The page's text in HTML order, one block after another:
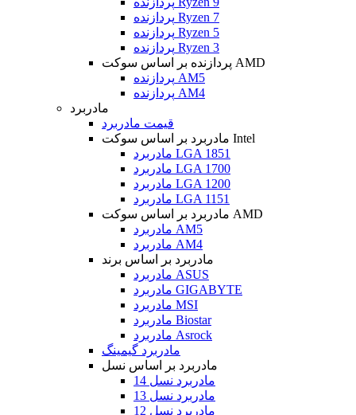
پردازنده Ryzen 7
پردازنده Ryzen 5
پردازنده Ryzen 3
پردازنده بر اساس سوکت AMD
پردازنده AM5
پردازنده AM4
مادربرد
قیمت مادربرد
مادربرد بر اساس سوکت Intel
مادربرد LGA 1851
مادربرد LGA 1700
مادربرد LGA 1200
مادربرد LGA 1151
مادربرد بر اساس سوکت AMD
مادربرد AM5
مادربرد AM4
مادربرد بر اساس برند
مادربرد ASUS
مادربرد GIGABYTE
مادربرد MSI
مادربرد Biostar
مادربرد Asrock
مادربرد گیمینگ
مادربرد بر اساس نسل
مادربرد نسل 14
مادربرد نسل 13
مادربرد نسل 12